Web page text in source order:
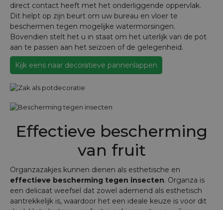
direct contact heeft met het onderliggende oppervlak.
Dit helpt op zijn beurt om uw bureau en vloer te
beschermen tegen mogelijke watermorsingen.
Bovendien stelt het u in staat om het uiterlijk van de pot
aan te passen aan het seizoen of de gelegenheid.
Kijk eens naar decoratieve pannenlappen
Effectieve bescherming
van fruit
Organzazakjes kunnen dienen als esthetische en
effectieve bescherming tegen insecten. Organza is
een delicaat weefsel dat zowel ademend als esthetisch
aantrekkelijk is, waardoor het een ideale keuze is voor dit